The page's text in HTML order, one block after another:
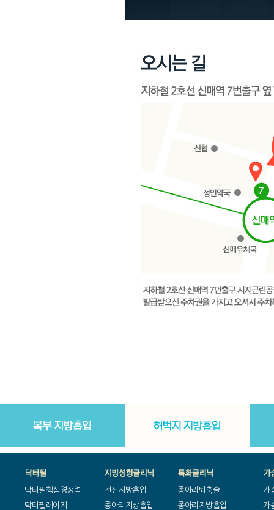
닥터필핵심경쟁력
닥터필레이저
전신지방흡입
종아리지방흡입
종아리퇴축술
종아리지방흡입
가
가